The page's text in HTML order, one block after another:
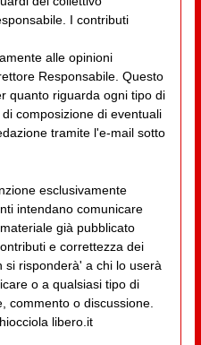
I contributi
alle opinioni
Responsabile. Questo
quanto riguarda ogni tipo di
composizione di eventuali
tramite l'e-mail sotto
esclusivamente
intendano comunicare
già pubblicato
e correttezza dei
si risponderà' a chi lo userà
o a qualsiasi tipo di
commento o discussione.
libero.it